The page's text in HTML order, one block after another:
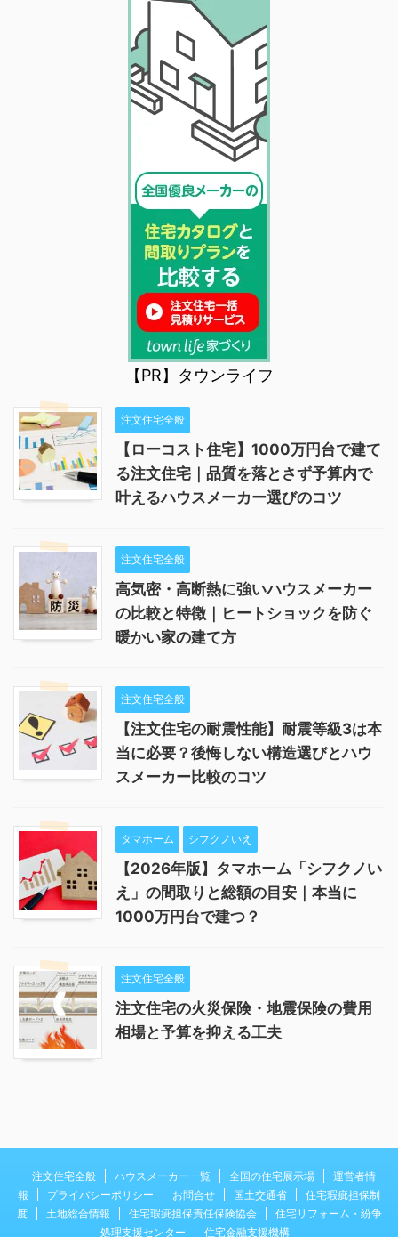
【PR】タウンライフ
注文住宅全般
【ローコスト住宅】1000万円台で建て
る注文住宅｜品質を落とさず予算内で
叶えるハウスメーカー選びのコツ
注文住宅全般
高気密・高断熱に強いハウスメーカー
の比較と特徴｜ヒートショックを防ぐ
暖かい家の建て方
注文住宅全般
【注文住宅の耐震性能】耐震等級3は本
当に必要？後悔しない構造選びとハウ
スメーカー比較のコツ
タマホーム シフクノいえ
【2026年版】タマホーム「シフクノい
え」の間取りと総額の目安｜本当に
1000万円台で建つ？
注文住宅全般
注文住宅の火災保険・地震保険の費用
相場と予算を抑える工夫
注文住宅全般 ハウスメーカー一覧 全国の住宅展示場
運営者情
報
プライバシーポリシー お問合せ 国土交通省
住宅瑕疵担保制
度
土地総合情報 住宅瑕疵担保責任保険協会
住宅リフォーム・紛争
処理支援センター
住宅金融支援機構